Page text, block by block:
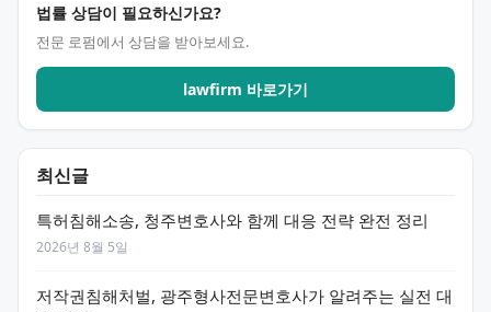
법률 상담이 필요하신가요?
전문 로펌에서 상담을 받아보세요.
lawfirm 바로가기
최신글
특허침해소송, 청주변호사와 함께 대응 전략 완전 정리
2026년 8월 5일
저작권침해처벌, 광주형사전문변호사가 알려주는 실전 대